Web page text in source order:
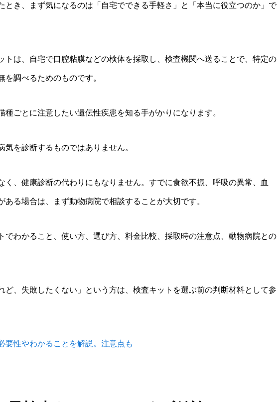
とき、まず気になるのは「自宅でできる手軽さ」と「本当に役立つのか」で
トは、自宅で口腔粘膜などの検体を採取し、検査機関へ送ることで、特定の
調べるためのものです。
ごとに注意したい遺伝性疾患を知る手がかりになります。
を診断するものではありません。
く、健康診断の代わりにもなりません。すでに食欲不振、呼吸の異常、血
る場合は、まず動物病院で相談することが大切です。
でわかること、使い方、選び方、料金比較、採取時の注意点、動物病院との
ど、失敗したくない」という方は、検査キットを選ぶ前の判断材料として参
要性やわかることを解説。注意点も